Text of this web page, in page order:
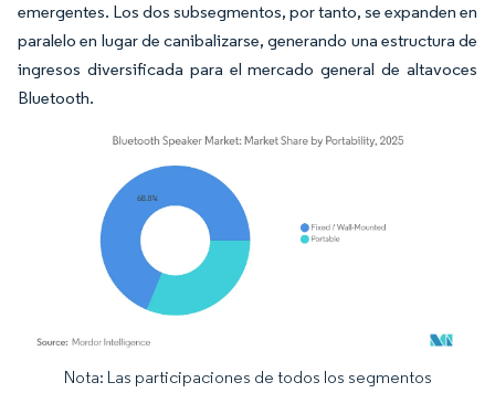
emergentes. Los dos subsegmentos, por tanto, se expanden en
paralelo en lugar de canibalizarse, generando una estructura de
ingresos diversificada para el mercado general de altavoces
Bluetooth.
Imagen © Mordor Intelligence. El uso requiere atribución según CC BY 4.0.
Nota: Las participaciones de todos los segmentos